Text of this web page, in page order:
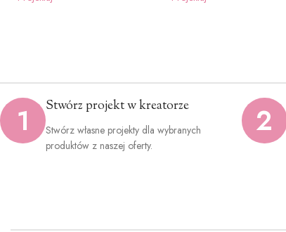
1 Stwórz projekt w kreatorze
Stwórz własne projekty dla wybranych
produktów z naszej oferty.
2